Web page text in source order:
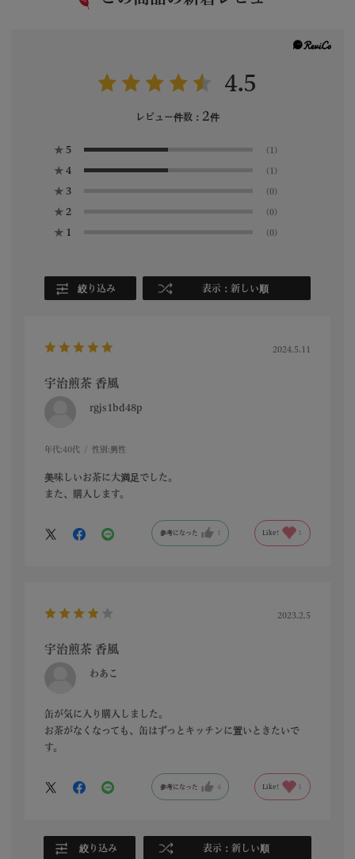
4.5
レビュー件数： 2件
★ 5 (1)
★ 4 (1)
★ 3 (0)
★ 2 (0)
★ 1 (0)
絞り込み 表示：新しい順
2024.5.11
宇治煎茶 香風
rgjs1bd48p
年代:40代 性別: 男性
美味しいお茶に大満足でした。
また、購入します。
参考になった Like!
2023.2.5
宇治煎茶 香風
わあこ
缶が気に入り購入しました。
お茶がなくなっても、缶はずっとキッチンに置いときたいで
す。
参考になった Like!
絞り込み 表示：新しい順